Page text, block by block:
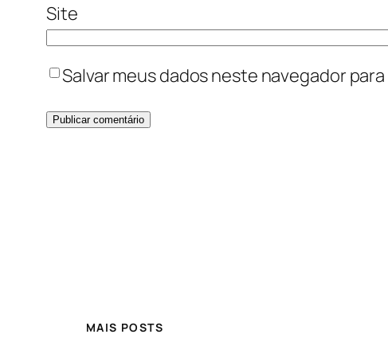
Site
Salvar meus dados neste navegador
MAIS POSTS